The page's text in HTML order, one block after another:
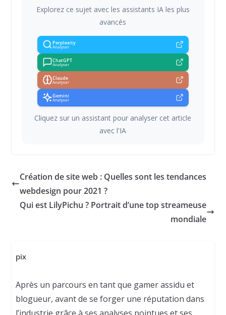
Explorez ce sujet avec les assistants IA les plus
avancés
Perplexity
Analyser
ChatGPT
Analyser
Claude
Analyser
Gemini
Analyser
Cliquez sur un assistant pour analyser cet article
avec l'IA
Création de site web : Quelles sont les tendances
webdesign pour 2021 ?
Qui est LilyPichu ? Portrait d’une top streameuse
mondiale
pix
Après un parcours en tant que gamer assidu et
blogueur, avant de se forger une réputation dans